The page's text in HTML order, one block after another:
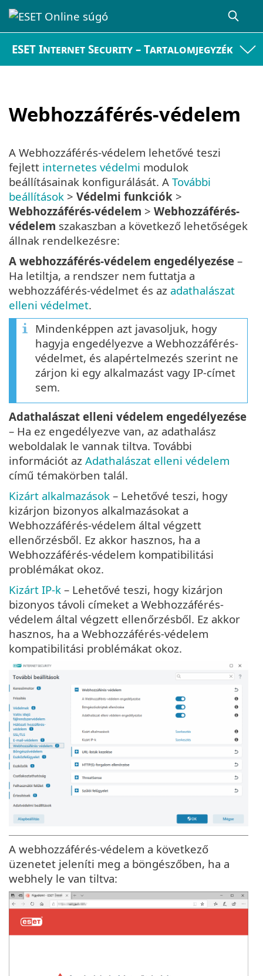
ESET Internet Security – Tartalomjegyzék
Webhozzáférés-védelem
A Webhozzáférés-védelem lehetővé teszi
fejlett internetes védelmi modulok
beállításainak konfigurálását. A További
beállítások > Védelmi funkciók >
Webhozzáférés-védelem > Webhozzáférés-
védelem szakaszban a következő lehetőségek
állnak rendelkezésre:
A webhozzáférés-védelem engedélyezése –
Ha letiltja, a rendszer nem futtatja a
webhozzáférés-védelmet és az adathalászat
elleni védelmet.
Mindenképpen azt javasoljuk, hogy
hagyja engedélyezve a Webhozzáférés-
védelmet, és alapértelmezés szerint ne
zárjon ki egy alkalmazást vagy IP-címet
sem.
Adathalászat elleni védelem engedélyezése
– Ha ez engedélyezve van, az adathalász
weboldalak le vannak tiltva. További
információt az Adathalászat elleni védelem
című témakörben talál.
Kizárt alkalmazások – Lehetővé teszi, hogy
kizárjon bizonyos alkalmazásokat a
Webhozzáférés-védelem által végzett
ellenőrzésből. Ez akkor hasznos, ha a
Webhozzáférés-védelem kompatibilitási
problémákat okoz.
Kizárt IP-k – Lehetővé teszi, hogy kizárjon
bizonyos távoli címeket a Webhozzáférés-
védelem által végzett ellenőrzésből. Ez akkor
hasznos, ha a Webhozzáférés-védelem
kompatibilitási problémákat okoz.
A webhozzáférés-védelem a következő
üzenetet jeleníti meg a böngészőben, ha a
webhely le van tiltva: